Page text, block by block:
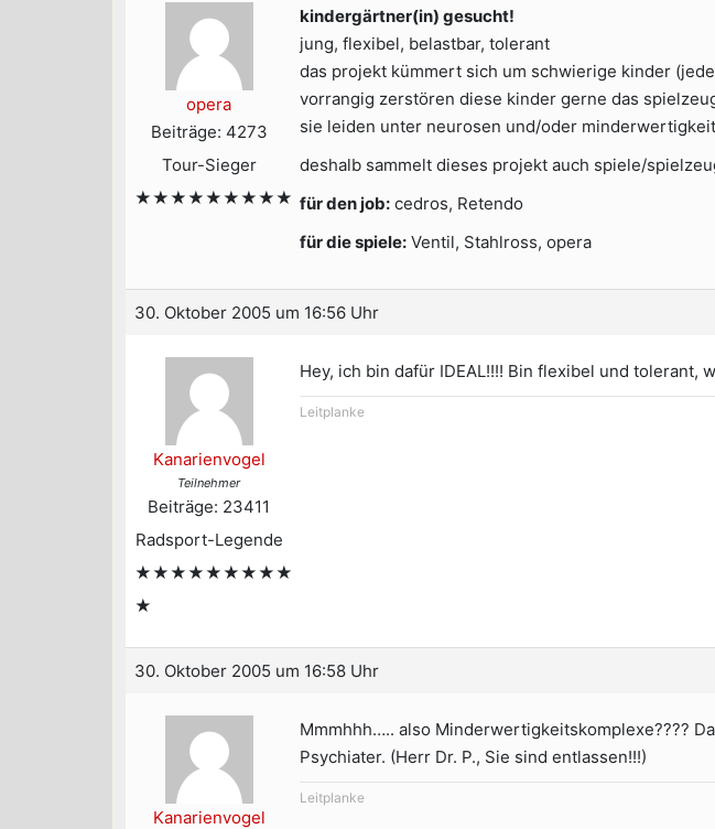
opera
Beiträge: 4273
Tour-Sieger
★★★★★★★★★
kindergärtner(in) gesucht!
jung, flexibel, belastbar, tolerant
das projekt kümmert sich um schwierige kinder
vorrangig zerstören diese kinder gerne das
sie leiden unter neurosen und/oder
deshalb sammelt dieses projekt auch spiele/
für den job: cedros, Retendo
für die spiele: Ventil, Stahlross, opera
30. Oktober 2005 um 16:56 Uhr
Kanarienvogel
Teilnehmer
Beiträge: 23411
Radsport-Legende
★★★★★★★★★
★
Hey, ich bin dafür IDEAL!!!! Bin flexibel und tolerant,
Leitplanke
30. Oktober 2005 um 16:58 Uhr
Kanarienvogel
Mmmhhh….. also Minderwertigkeitskomplexe????
Psychiater. (Herr Dr. P., Sie sind entlassen!!!)
Leitplanke